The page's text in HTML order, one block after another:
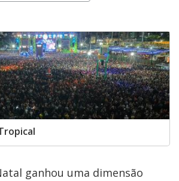
ganhou uma dimensão